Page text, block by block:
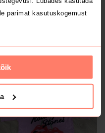
parimat kasutuskogemust
€